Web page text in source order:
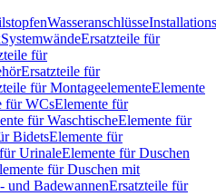
Wasseranschlüsse
SystemwändeErsatzteile für
für
Ersatzteile für
für MontageelementeElemente
für WCsElemente für
für WaschtischeElemente für
BidetsElemente für
UrinaleElemente für Duschen
für Duschen mit
und BadewannenErsatzteile für